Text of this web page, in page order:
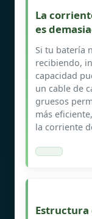
La
es
Si tu batería
recibiendo,
capacidad
un cable de
gruesos
más
la corriente
Estructura